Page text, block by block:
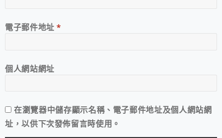
電子郵件地址*
個人網站網址
在瀏覽器中儲存顯示名稱、電子郵件地址及個人網站網
址，以供下次發佈留言時使用。